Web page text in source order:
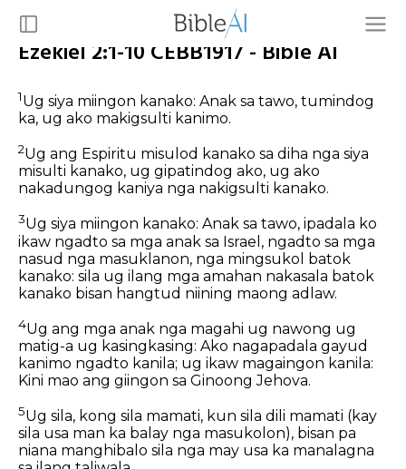
Ezekiel 2:1-10 CEBB1917 - Bible AI
1Ug siya miingon kanako: Anak sa tawo, tumindog
ka, ug ako makigsulti kanimo.
2Ug ang Espiritu misulod kanako sa diha nga siya
misulti kanako, ug gipatindog ako, ug ako
nakadungog kaniya nga nakigsulti kanako.
3Ug siya miingon kanako: Anak sa tawo, ipadala ko
ikaw ngadto sa mga anak sa Israel, ngadto sa mga
nasud nga masuklanon, nga mingsukol batok
kanako: sila ug ilang mga amahan nakasala batok
kanako bisan hangtud niining maong adlaw.
4Ug ang mga anak nga magahi ug nawong ug
matig-a ug kasingkasing: Ako nagapadala gayud
kanimo ngadto kanila; ug ikaw magaingon kanila:
Kini mao ang giingon sa Ginoong Jehova.
5Ug sila, kong sila mamati, kun sila dili mamati (kay
sila usa man ka balay nga masukolon), bisan pa
niana manghibalo sila nga may usa ka manalagna